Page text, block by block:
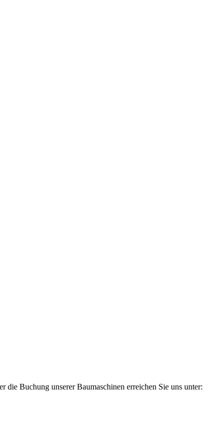
die Buchung unserer Baumaschinen erreichen Sie uns unter: